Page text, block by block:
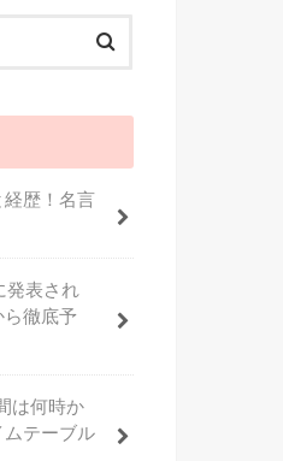
経歴！名言
発表され
ら徹底予
は何時か
ムテーブル